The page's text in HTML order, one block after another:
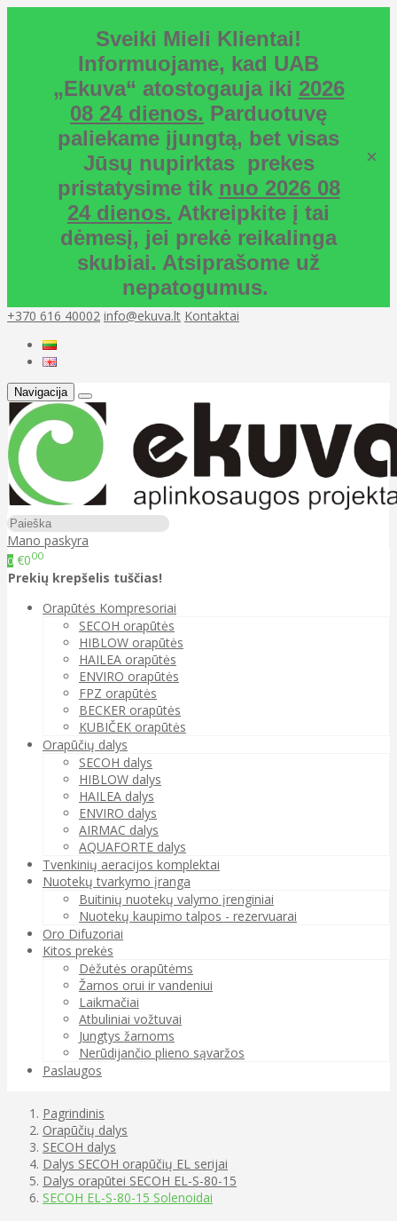
Sveiki Mieli Klientai!
Informuojame, kad UAB
„Ekuva“ atostogauja iki 2026
08 24 dienos. Parduotuvę
paliekame įjungtą, bet visas
Jūsų nupirktas prekes
pristatysime tik nuo 2026 08
24 dienos. Atkreipkite į tai
dėmesį, jei prekė reikalinga
skubiai. Atsiprašome už
nepatogumus.
×
+370 616 40002 info@ekuva.lt Kontaktai
Navigacija
Mano paskyra
0 €000
Prekių krepšelis tuščias!
Orapūtės Kompresoriai
SECOH orapūtės
HIBLOW orapūtės
HAILEA orapūtės
ENVIRO orapūtės
FPZ orapūtės
BECKER orapūtės
KUBIČEK orapūtės
Orapūčių dalys
SECOH dalys
HIBLOW dalys
HAILEA dalys
ENVIRO dalys
AIRMAC dalys
AQUAFORTE dalys
Tvenkinių aeracijos komplektai
Nuotekų tvarkymo įranga
Buitinių nuotekų valymo įrenginiai
Nuotekų kaupimo talpos - rezervuarai
Oro Difuzoriai
Kitos prekės
Dėžutės orapūtėms
Žarnos orui ir vandeniui
Laikmačiai
Atbuliniai vožtuvai
Jungtys žarnoms
Nerūdijančio plieno sąvaržos
Paslaugos
Pagrindinis
Orapūčių dalys
SECOH dalys
Dalys SECOH orapūčių EL serijai
Dalys orapūtei SECOH EL-S-80-15
SECOH EL-S-80-15 Solenoidai